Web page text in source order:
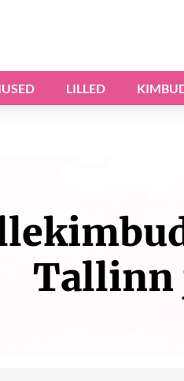
LILLED
Tallinn